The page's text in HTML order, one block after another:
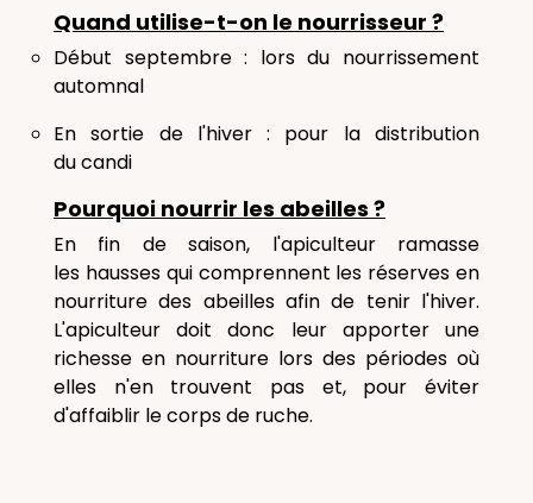
Quand utilise-t-on le nourrisseur ?
Début septembre : lors du nourrissement
automnal
En sortie de l'hiver : pour la distribution
du candi
Pourquoi nourrir les abeilles ?
En fin de saison, l'apiculteur ramasse
les hausses qui comprennent les réserves en
nourriture des abeilles afin de tenir l'hiver.
L'apiculteur doit donc leur apporter une
richesse en nourriture lors des périodes où
elles n'en trouvent pas et, pour éviter
d'affaiblir le corps de ruche.